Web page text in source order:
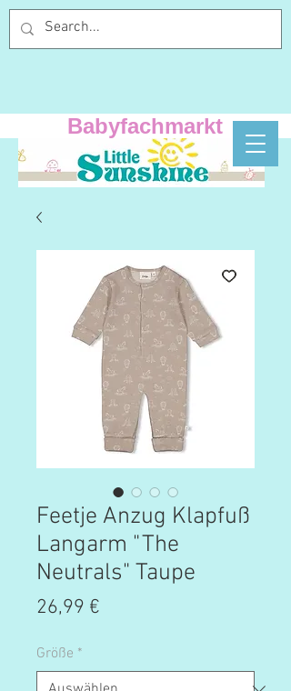
Feetje Anzug Klapfuß
Langarm "The
Neutrals" Taupe
26,99 €
Größe *